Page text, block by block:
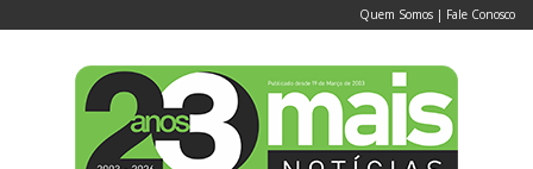
Quem Somos | Fale Conosco